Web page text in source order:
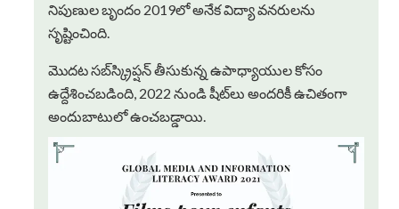
నిపుణుల బృందం 2019లో అనేక విద్యా వనరులను
సృష్టించింది.
మొదట సబ్‌స్క్రిప్షన్ తీసుకున్న ఉపాధ్యాయుల కోసం
ఉద్దేశించబడింది, 2022 నుండి షీట్‌లు అందరికీ ఉచితంగా
అందుబాటులో ఉంచబడ్డాయి.